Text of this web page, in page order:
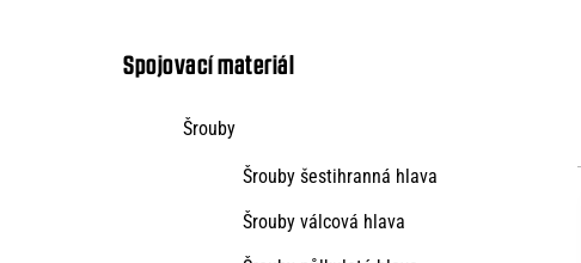
Spojovací materiál
Šrouby
Šrouby šestihranná hlava
Šrouby válcová hlava